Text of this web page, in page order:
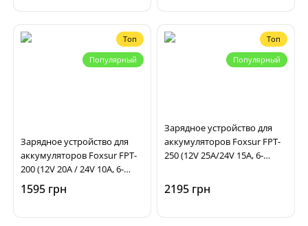
Топ
Популярный
Зарядное устройство для
аккумуляторов Foxsur FPT-
200 (12V 20A / 24V 10A, 6-
300Ah), импульсное,
автоматическое
1595 грн
Топ
Популярный
Зарядное устройство для
аккумуляторов Foxsur FPT-
250 (12V 25A/24V 15A, 6-
автоматическое
2195 грн